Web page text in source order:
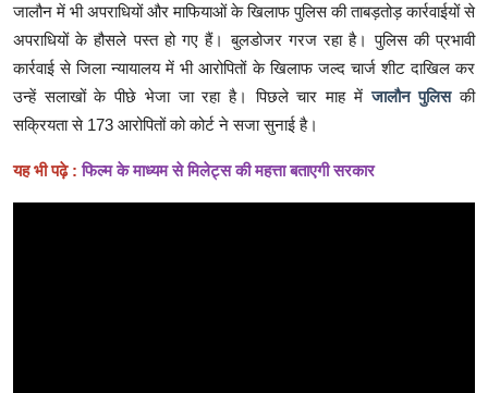
जालौन में भी अपराधियों और माफियाओं के खिलाफ पुलिस की ताबड़तोड़ कार्रवाईयों से
अपराधियों के हौसले पस्त हो गए हैं। बुलडोजर गरज रहा है। पुलिस की प्रभावी
कार्रवाई से जिला न्यायालय में भी आरोपितों के खिलाफ जल्द चार्ज शीट दाखिल कर
उन्हें सलाखों के पीछे भेजा जा रहा है। पिछले चार माह मेंजालौन पुलिसकी
सक्रियता से 173 आरोपितों को कोर्ट ने सजा सुनाई है।
यह भी पढ़े : फिल्म के माध्यम से मिलेट्स की महत्ता बताएगी सरकार